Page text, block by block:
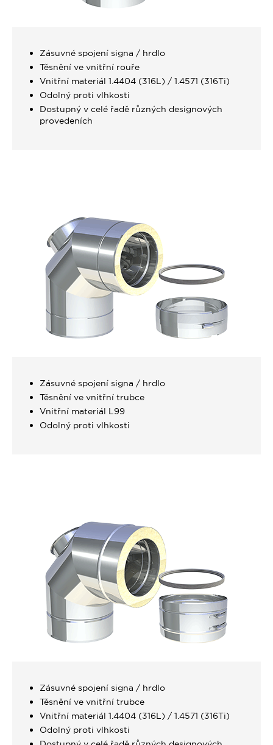
Zásuvné spojení signa / hrdlo
Těsnění ve vnitřní rouře
Vnitřní materiál 1.4404 (316L) / 1.4571 (316Ti)
Odolný proti vlhkosti
Dostupný v celé řadě různých designových
provedeních
Zásuvné spojení signa / hrdlo
Těsnění ve vnitřní trubce
Vnitřní materiál L99
Odolný proti vlhkosti
Zásuvné spojení signa / hrdlo
Těsnění ve vnitřní trubce
Vnitřní materiál 1.4404 (316L) / 1.4571 (316Ti)
Odolný proti vlhkosti